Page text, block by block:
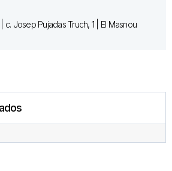
c. Josep Pujadas Truch, 1 | El Masnou